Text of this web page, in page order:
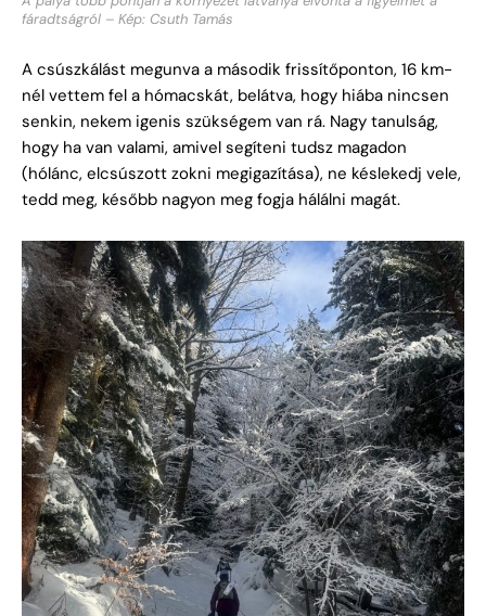
fáradtságról – Kép: Csuth Tamás
A csúszkálást megunva a második frissítőponton, 16 km-
nél vettem fel a hómacskát, belátva, hogy hiába nincsen
senkin, nekem igenis szükségem van rá. Nagy tanulság,
hogy ha van valami, amivel segíteni tudsz magadon
(hólánc, elcsúszott zokni megigazítása), ne késlekedj vele,
tedd meg, később nagyon meg fogja hálálni magát.